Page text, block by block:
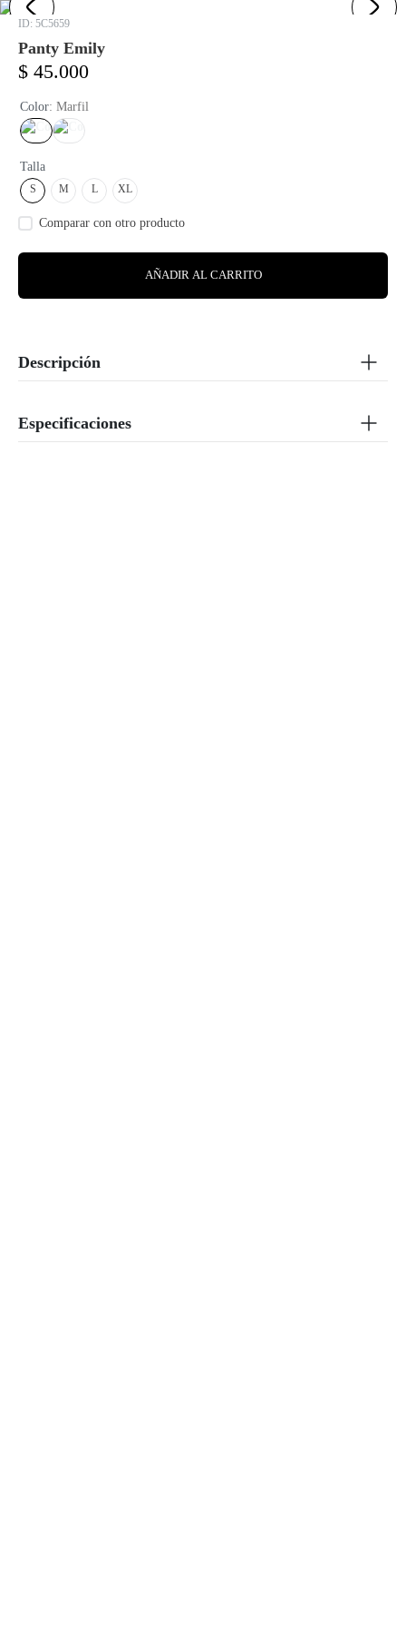
: 5C5659
Panty Emily
$ 45.000
Color: Marfil
Talla
S M L XL
AÑADIR AL CARRITO
Descripción
Especificaciones